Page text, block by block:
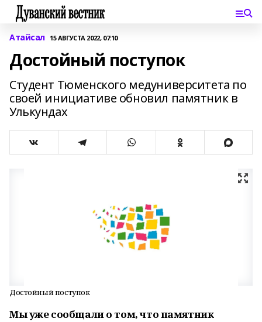
Атайсал 15 АВГУСТА 2022, 07:10
Достойный поступок
Студент Тюменского медуниверситета по
своей инициативе обновил памятник в
Улькундах
Достойный поступок
Мы уже сообщали о том, что памятник